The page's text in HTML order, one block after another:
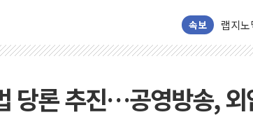
속보
보로
푸본현
벼랑
1순
당론 추진…공영방송, 외